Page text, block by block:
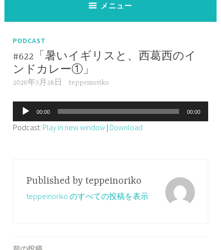
メニュー
PODCAST
#622「暑いイギリスと、西葛西のイ
ンドカレー①」
2026年5月28日 teppeinoriko
声
プ
00:00 00:00
Podcast: Play in new window | Download
Published by teppeinoriko
teppeinoriko のすべての投稿を表示